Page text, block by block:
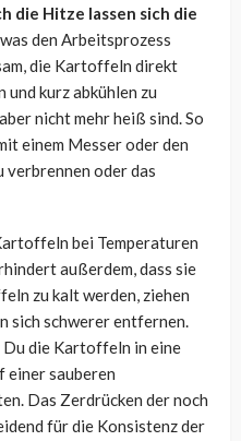
die Hitze lassen sich die
was den Arbeitsprozess
die Kartoffeln direkt
und kurz abkühlen zu
nicht mehr heiß sind. So
einem Messer oder den
verbrennen oder das
bei Temperaturen
außerdem, dass sie
zu kalt werden, ziehen
sich schwerer entfernen.
Du die Kartoffeln in eine
einer sauberen
Das Zerdrücken der noch
für die Konsistenz der